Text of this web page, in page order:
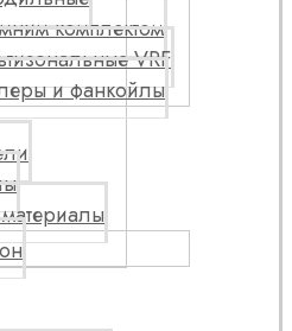
комплектом
VRF
и фанкойлы